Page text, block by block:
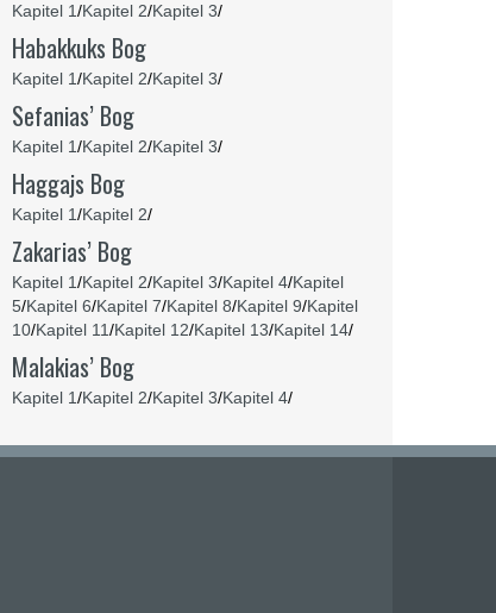
Kapitel 1/Kapitel 2/Kapitel 3/
Habakkuks Bog
Kapitel 1/Kapitel 2/Kapitel 3/
Sefanias’ Bog
Kapitel 1/Kapitel 2/Kapitel 3/
Haggajs Bog
Kapitel 1/Kapitel 2/
Zakarias’ Bog
Kapitel 1/Kapitel 2/Kapitel 3/Kapitel 4/Kapitel
5/Kapitel 6/Kapitel 7/Kapitel 8/Kapitel 9/Kapitel
10/Kapitel 11/Kapitel 12/Kapitel 13/Kapitel 14/
Malakias’ Bog
Kapitel 1/Kapitel 2/Kapitel 3/Kapitel 4/